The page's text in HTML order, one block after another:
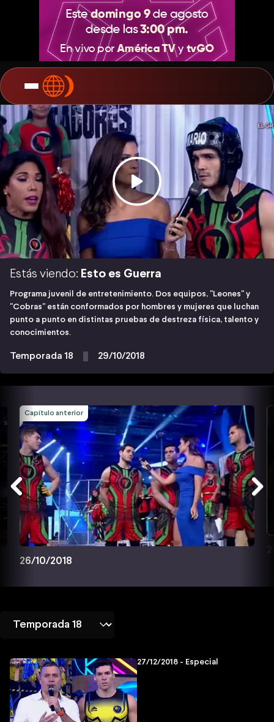
Estás viendo: Esto es Guerra
Programa juvenil de entretenimiento. Dos equipos, "Leones" y
"Cobras" están conformados por hombres y mujeres que luchan
punto a punto en distintas pruebas de destreza física, talento y
conocimientos.
Temporada 18 29/10/2018
Capítulo anterior
26/10/2018
27/12/2018 - Especial